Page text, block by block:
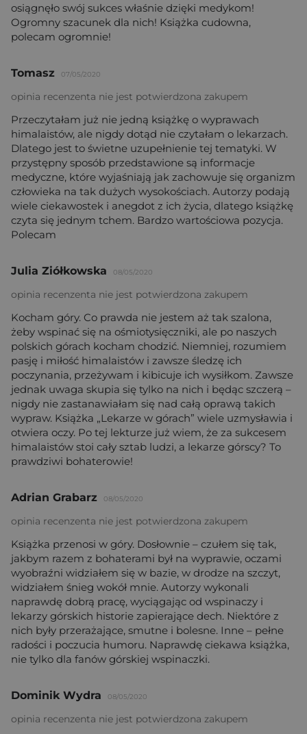
osiągnęło swój sukces właśnie dzięki medykom!
Ogromny szacunek dla nich! Książka cudowna,
polecam ogromnie!
Tomasz 07/05/2020
opinia recenzenta nie jest potwierdzona zakupem
Przeczytałam już nie jedną książkę o wyprawach
himalaistów, ale nigdy dotąd nie czytałam o lekarzach.
Dlatego jest to świetne uzupełnienie tej tematyki. W
przystępny sposób przedstawione są informacje
medyczne, które wyjaśniają jak zachowuje się organizm
człowieka na tak dużych wysokościach. Autorzy podają
wiele ciekawostek i anegdot z ich życia, dlatego książkę
czyta się jednym tchem. Bardzo wartościowa pozycja.
Polecam
Julia Ziółkowska 08/05/2020
opinia recenzenta nie jest potwierdzona zakupem
Kocham góry. Co prawda nie jestem aż tak szalona,
żeby wspinać się na ośmiotysięczniki, ale po naszych
polskich górach kocham chodzić. Niemniej, rozumiem
pasję i miłość himalaistów i zawsze śledzę ich
poczynania, przeżywam i kibicuje ich wysiłkom. Zawsze
jednak uwaga skupia się tylko na nich i będąc szczerą –
nigdy nie zastanawiałam się nad całą oprawą takich
wypraw. Książka „Lekarze w górach” wiele uzmysławia i
otwiera oczy. Po tej lekturze już wiem, że za sukcesem
himalaistów stoi cały sztab ludzi, a lekarze górscy? To
prawdziwi bohaterowie!
Adrian Grabarz 08/05/2020
opinia recenzenta nie jest potwierdzona zakupem
Książka przenosi w góry. Dosłownie – czułem się tak,
jakbym razem z bohaterami był na wyprawie, oczami
wyobraźni widziałem się w bazie, w drodze na szczyt,
widziałem śnieg wokół mnie. Autorzy wykonali
naprawdę dobrą pracę, wyciągając od wspinaczy i
lekarzy górskich historie zapierające dech. Niektóre z
nich były przerażające, smutne i bolesne. Inne – pełne
radości i poczucia humoru. Naprawdę ciekawa książka,
nie tylko dla fanów górskiej wspinaczki.
Dominik Wydra 08/05/2020
opinia recenzenta nie jest potwierdzona zakupem